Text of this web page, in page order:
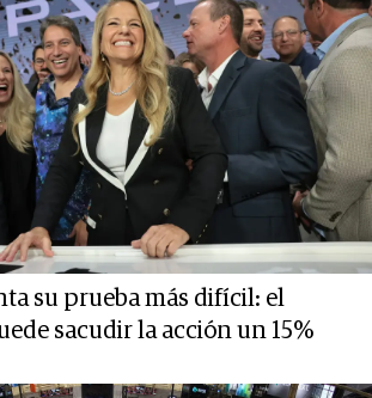
su prueba más difícil: el
sacudir la acción un 15%